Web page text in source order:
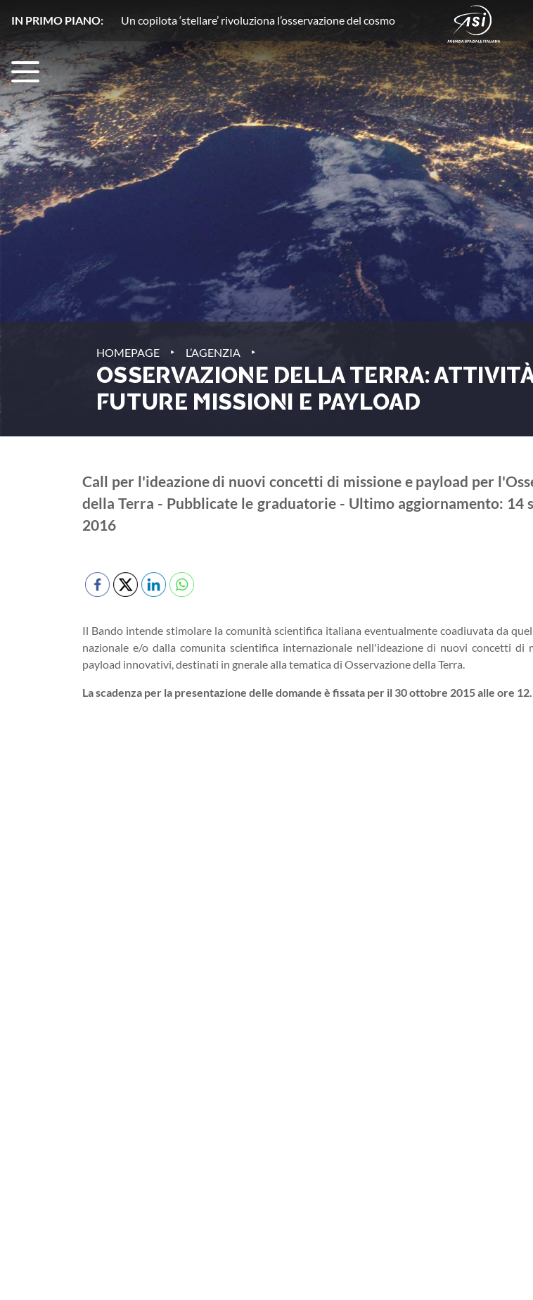
IN PRIMO PIANO: Acqua senza segreti con HydroGnss
HOMEPAGE ‣ L’AGENZIA ‣
OSSERVAZIONE DELLA TERRA:
FUTURE MISSIONI E PAYLOAD
Call per l'ideazione di nuovi concetti di missione e payload per
della Terra - Pubblicate le graduatorie - Ultimo aggiornamento: 14
2016
Il Bando intende stimolare la comunità scientifica italiana eventualmente coadiuvata da
nazionale e/o dalla comunita scientifica internazionale nell'ideazione di nuovi concetti di
payload innovativi, destinati in gnerale alla tematica di Osservazione della Terra.
La scadenza per la presentazione delle domande è fissata per il 30 ottobre 2015 alle ore 12.